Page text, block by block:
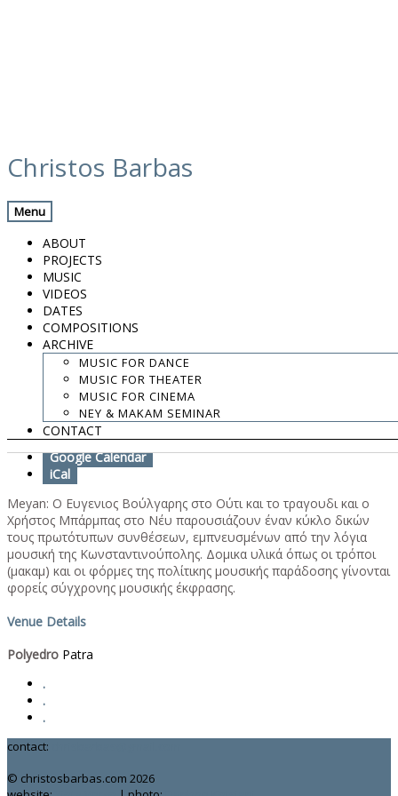
to
content
Christos Barbas
Menu
ABOUT
PROJECTS
MUSIC
VIDEOS
DATES
COMPOSITIONS
ARCHIVE
MUSIC FOR DANCE
MUSIC FOR THEATER
MUSIC FOR CINEMA
NEY & MAKAM SEMINAR
CONTACT
calendar
w/ Evgenios Voulgaris
December 20, 2016
Patra
Polyedro
8:30 PM
Add To Calendar
Google Calendar
iCal
Meyan: Ο Ευγενιος Βούλγαρης στο Oύτι και το τραγουδι και ο
Χρήστος Μπάρμπας στο Nέυ παρουσιάζουν έναν κύκλο δικών
τους πρωτότυπων συνθέσεων, εμπνευσμένων από την λόγια
μουσική της Κωνσταντινούπολης. Δομικα υλικά όπως οι τρόποι
(μακαμ) και οι φόρμες της πολίτικης μουσικής παράδοσης γίνονται
φορείς σύγχρονης μουσικής έκφρασης.
Venue Details
Polyedro Patra
.
.
.
contact:
© christosbarbas.com 2026